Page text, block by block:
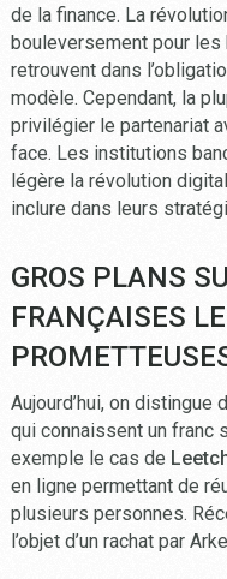
de la finance. La
bouleversement pour les
retrouvent dans
modèle. Cependant, la
privilégier le partenariat
face. Les institutions
légère la révolution
inclure dans leurs
GROS PLANS
FRANÇAISES
Aujourd’hui, on
qui connaissent un franc
exemple le cas de
en ligne permettant de
plusieurs personnes.
l’objet d’un rachat par